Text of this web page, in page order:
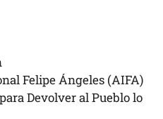
Felipe Ángeles (AIFA)
Devolver al Pueblo lo